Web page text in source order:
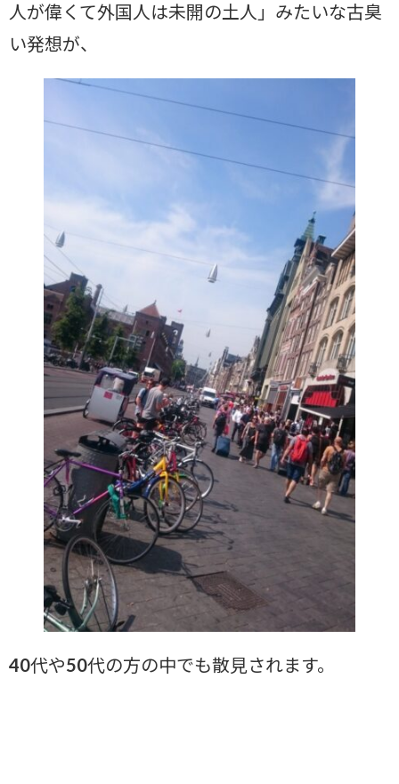
人が偉くて外国人は未開の土人」みたいな古臭
い発想が、
40代や50代の方の中でも散見されます。